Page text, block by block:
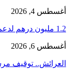
أغسطس 4, 2026
1.2 مليون درهم لدعم الدورة الـ31 لمهرجان تطوان لسينما البحر…
أغسطس 6, 2026
العرائش.. توقيف